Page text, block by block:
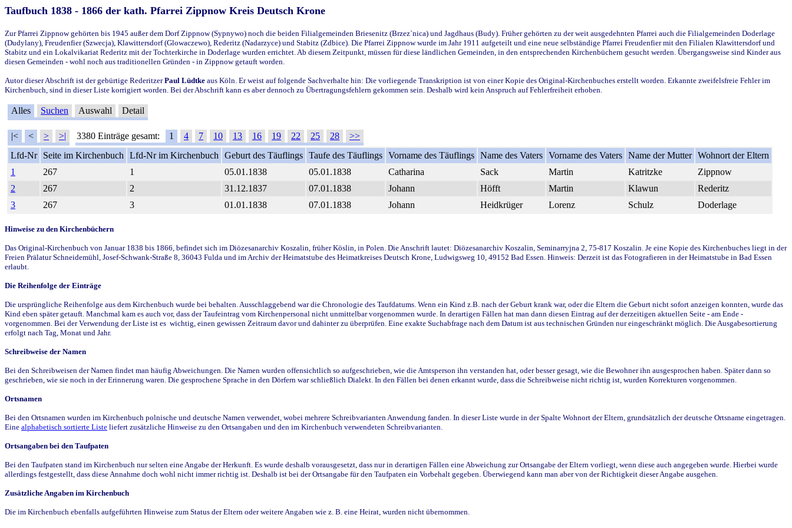
Taufbuch 1838 - 1866 der kath. Pfarrei Zippnow Kreis Deutsch Krone
Zur Pfarrei Zippnow gehörten bis 1945 außer dem Dorf Zippnow (Sypnywo) noch die beiden Filialgemeinden Briesenitz (Brzez`nica) und Jagdhaus (Budy). Früher gehörten zu der weit ausgedehnten Pfarrei auch die Filialgemeinden Doderlage
(Dudylany), Freudenfier (Szwecja), Klawittersdorf (Glowaczewo), Rederitz (Nadarzyce) und Stabitz (Zdbice). Die Pfarrei Zippnow wurde im Jahr 1911 aufgeteilt und eine neue selbständige Pfarrei Freudenfier mit den Filialen Klawittersdorf und
Stabitz und ein Lokalvikariat Rederitz mit der Tochterkirche in Doderlage wurden errichtet. Ab diesem Zeitpunkt, müssen für diese ländlichen Gemeinden, in den entsprechenden Kirchenbüchern gesucht werden. Übergangsweise sind Kinder aus
diesen Gemeinden - wohl noch aus traditionellen Gründen - in Zippnow getauft worden.
Autor dieser Abschrift ist der gebürtige RederitzerPaul Lüdtke aus Köln. Er weist auf folgende Sachverhalte hin: Die vorliegende Transkription ist von einer Kopie des Original-Kirchenbuches erstellt worden. Erkannte zweifelsfreie Fehler im
Kirchenbuch, sind in dieser Liste korrigiert worden. Bei der Abschrift kann es aber dennoch zu Übertragungsfehlern gekommen sein. Deshalb wird kein Anspruch auf Fehlerfreiheit erhoben.
Alles Suchen Auswahl Detail
|< < > >| 3380 Einträge gesamt: 1 4 7 10 13 16 19 22 25 28
>>
Lfd-Nr
Seite im Kirchenbuch Lfd-Nr im Kirchenbuch Geburt des Täuflings Taufe des Täuflings Vorname des Täuflings Name des Vaters Vorname des Vaters Name der Mutter Wohnort der Eltern
1
267 1 05.01.1838 05.01.1838 Catharina Sack Martin Katritzke
Zippnow
2
267 2 31.12.1837 07.01.1838 Johann Höfft Martin Klawun
Rederitz
3
267 3 01.01.1838 07.01.1838 Johann Heidkrüger Lorenz Schulz Doderlage
Hinweise zu den Kirchenbüchern
Das Original-Kirchenbuch von Januar 1838 bis 1866, befindet sich im Diözesanarchiv Koszalin, früher Köslin, in Polen. Die Anschrift lautet: Diözesanarchiv Koszalin, Seminarryjna 2, 75-817 Koszalin. Je eine Kopie des Kirchenbuches liegt in der
Freien Prälatur Schneidemühl, Josef-Schwank-Straße 8, 36043 Fulda und im Archiv der Heimatstube des Heimatkreises Deutsch Krone, Ludwigsweg 10, 49152 Bad Essen. Hinweis: Derzeit ist das Fotografieren in der Heimatstube in Bad Essen
erlaubt.
Die Reihenfolge der Einträge
Die ursprüngliche Reihenfolge aus dem Kirchenbuch wurde bei behalten. Ausschlaggebend war die Chronologie des Taufdatums. Wenn ein Kind z.B. nach der Geburt krank war, oder die Eltern die Geburt nicht sofort anzeigen konnten, wurde das
Kind eben später getauft. Manchmal kam es auch vor, dass der Taufeintrag vom Kirchenpersonal nicht unmittelbar vorgenommen wurde. In derartigen Fällen hat man dann diesen Eintrag auf der derzeitigen aktuellen Seite - am Ende -
vorgenommen. Bei der Verwendung der Liste ist es wichtig, einen gewissen Zeitraum davor und dahinter zu überprüfen. Eine exakte Suchabfrage nach dem Datum ist aus technischen Gründen nur eingeschränkt möglich. Die Ausgabesortierung
erfolgt nach Tag, Monat und Jahr.
Schreibweise der Namen
Bei den Schreibweisen der Namen findet man häufig Abweichungen. Die Namen wurden offensichtlich so aufgeschrieben, wie die Amtsperson ihn verstanden hat, oder besser gesagt, wie die Bewohner ihn ausgesprochen haben. Später dann so
geschrieben, wie sie noch in der Erinnerung waren. Die gesprochene Sprache in den Dörfern war schließlich Dialekt. In den Fällen bei denen erkannt wurde, dass die Schreibweise nicht richtig ist, wurden Korrekturen vorgenommen.
Ortsnamen
Bei den Ortsnamen wurden im Kirchenbuch polnische und deutsche Namen verwendet, wobei mehrere Schreibvarianten Anwendung fanden. In dieser Liste wurde in der Spalte Wohnort der Eltern, grundsätzlich der deutsche Ortsname eingetragen.
Eine alphabetisch sortierte Liste liefert zusätzliche Hinweise zu den Ortsangaben und den im Kirchenbuch verwendeten Schreibvarianten.
Ortsangaben bei den Taufpaten
Bei den Taufpaten stand im Kirchenbuch nur selten eine Angabe der Herkunft. Es wurde deshalb vorausgesetzt, dass nur in derartigen Fällen eine Abweichung zur Ortsangabe der Eltern vorliegt, wenn diese auch angegeben wurde. Hierbei wurde
allerdings festgestellt, dass diese Annahme doch wohl nicht immer richtig ist. Deshalb ist bei der Ortsangabe für den Taufpaten ein Vorbehalt gegeben. Überwiegend kann man aber von der Richtigkeit dieser Angabe ausgehen.
Zusätzliche Angaben im Kirchenbuch
Die im Kirchenbuch ebenfalls aufgeführten Hinweise zum Status der Eltern oder weitere Angaben wie z. B. eine Heirat, wurden nicht übernommen.